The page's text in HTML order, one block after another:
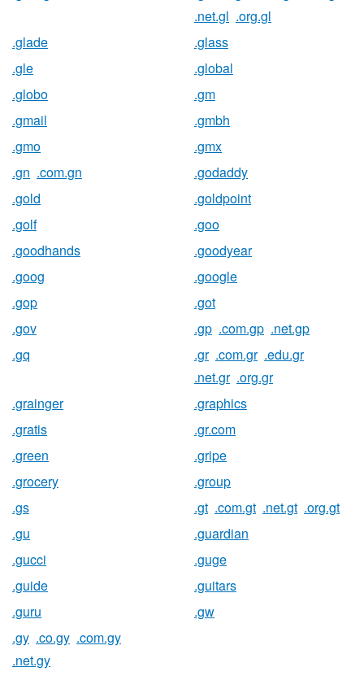
.net.gl .org.gl
.glade
.glass
.gle
.global
.globo
.gm
.gmail
.gmbh
.gmo
.gmx
.gn .com.gn
.godaddy
.gold
.goldpoint
.golf
.goo
.goodhands
.goodyear
.goog
.google
.gop
.got
.gov
.gp .com.gp .net.gp
.gq
.gr .com.gr .edu.gr
.net.gr .org.gr
.grainger
.graphics
.gratis
.gr.com
.green
.gripe
.grocery
.group
.gs
.gt .com.gt .net.gt .org.gt
.gu
.guardian
.gucci
.guge
.guide
.guitars
.guru
.gw
.gy .co.gy .com.gy
.net.gy